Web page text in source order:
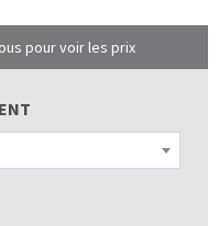
pour voir les prix